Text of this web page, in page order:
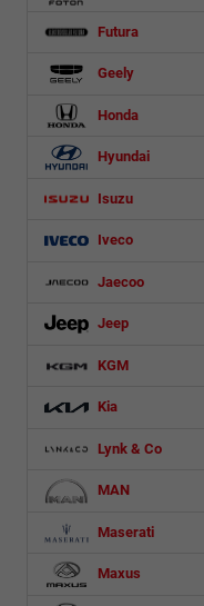
Futura
Geely
Honda
Hyundai
Isuzu
Iveco
Jaecoo
Jeep
KGM
Kia
Lynk & Co
MAN
Maserati
Maxus